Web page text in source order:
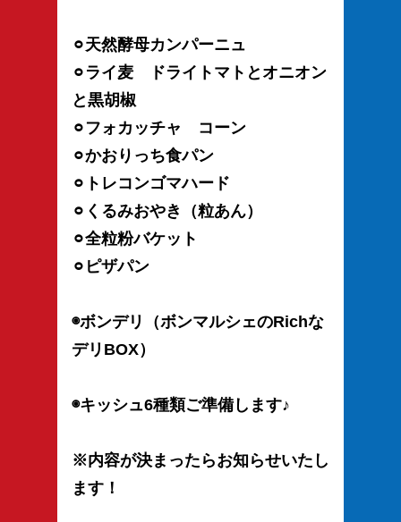
⚪︎天然酵母カンパーニュ
⚪︎ライ麦 ドライトマトとオニオン
と黒胡椒
⚪︎フォカッチャ コーン
⚪︎かおりっち食パン
⚪︎トレコンゴマハード
⚪︎くるみおやき（粒あん）
⚪︎全粒粉バケット
⚪︎ピザパン
◉ボンデリ（ボンマルシェのRichな
デリBOX）
◉キッシュ6種類ご準備します♪
※内容が決まったらお知らせいたし
ます！